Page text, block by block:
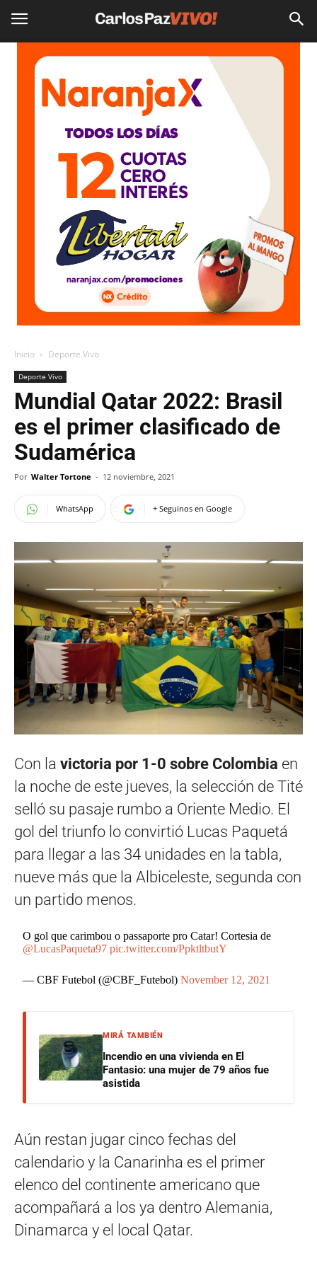
Inicio Deporte Vivo
Deporte Vivo
Mundial Qatar 2022: Brasil
es el primer clasificado de
Sudamérica
Por Walter Tortone - 12 noviembre, 2021
WhatsApp + Seguinos en Google
Con la victoria por 1-0 sobre Colombia en
la noche de este jueves, la selección de Tité
selló su pasaje rumbo a Oriente Medio. El
gol del triunfo lo convirtió Lucas Paquetá
para llegar a las 34 unidades en la tabla,
nueve más que la Albiceleste, segunda con
un partido menos.
O gol que carimbou o passaporte pro Catar! Cortesia de
@LucasPaqueta97 pic.twitter.com/PpktltbutY
— CBF Futebol (@CBF_Futebol)November 12, 2021
MIRÁ TAMBIÉN
Incendio en una vivienda en El
Fantasio: una mujer de 79 años fue
asistida
Aún restan jugar cinco fechas del
calendario y la Canarinha es el primer
elenco del continente americano que
acompañará a los ya dentro Alemania,
Dinamarca y el local Qatar.